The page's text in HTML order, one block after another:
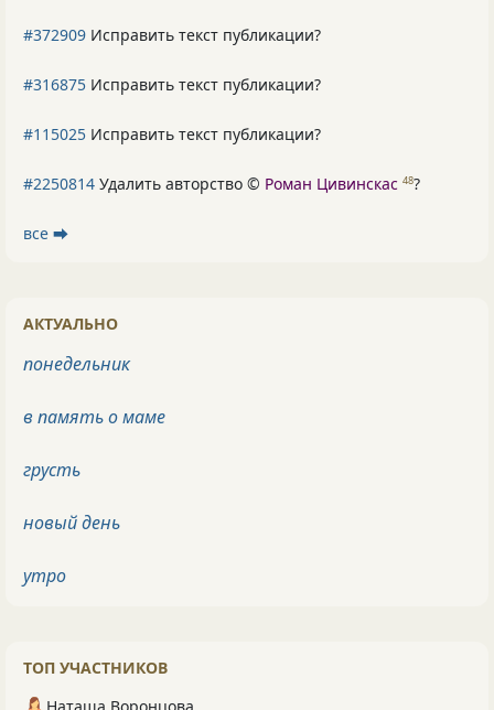
#372909 Исправить текст публикации?
#316875 Исправить текст публикации?
#115025 Исправить текст публикации?
#2250814 Удалить авторство © Роман Цивинскас 48?
все ⮕
АКТУАЛЬНО
понедельник
в память о маме
грусть
новый день
утро
ТОП УЧАСТНИКОВ
Наташа Воронцова